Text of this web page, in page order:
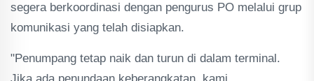
segera berkoordinasi dengan pengurus PO melalui grup
komunikasi yang telah disiapkan.
"Penumpang tetap naik dan turun di dalam terminal.